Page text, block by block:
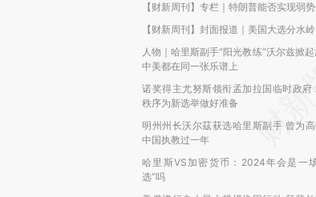
【财新周刊】专栏｜特朗普能否实现弱
【财新周刊】封面报道｜美国大选分水岭
人物｜哈里斯副手“阳光教练”沃尔兹掀
中美都在同一张乐谱上
诺奖得主尤努斯领衔孟加拉国临时政府
秩序为新选举做好准备
明州州长沃尔茲获选哈里斯副手 曾为
中国执教过一年
哈里斯VS加密货币：2024年会是一
选”吗